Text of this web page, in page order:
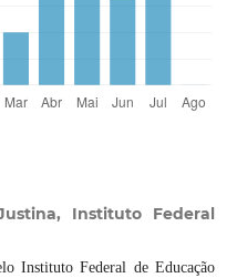
Instituto Federal
Instituto Federal de Educação